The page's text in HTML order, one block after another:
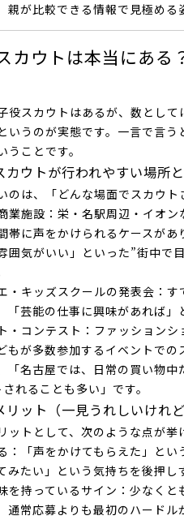
親が比較できる情報で見極める
カウトは本当にある
役スカウトはあるが、数とし
いうのが実態です。一言で言
うことです。
カウトが行われやすい場所
のは、「どんな場面でスカウト
業施設 ：栄・名駅周辺・イオ
帯に声をかけられるケースが
囲気がいい」といった”街中で
・キッズスクールの発表会 ：
「芸能の仕事に興味があれば」
・コンテスト ：ファッション
もが多数参加するイベントでの
「名古屋では、日常の買い物
れることも多い」です。
ット（一見うれしいけれど
ットとして、次のような点が挙
：「声をかけてもらえた」とい
みたい」という気持ちを後押
を持っているサイン ：少なく
通常応募よりも最初のハードル